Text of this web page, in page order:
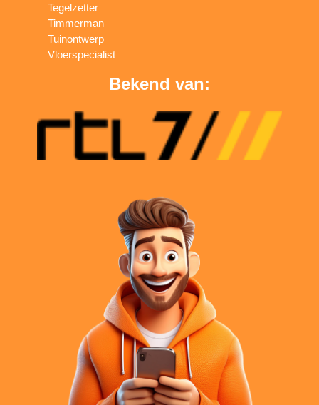
Tegelzetter
Timmerman
Tuinontwerp
Vloerspecialist
Bekend van: